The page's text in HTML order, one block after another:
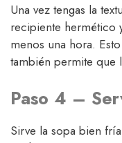
Una vez tengas la
recipiente hermético
menos una hora.
también permite que
Paso 4 –
Sirve la sopa bien